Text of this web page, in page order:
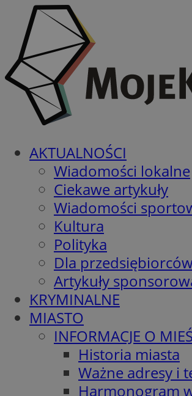
AKTUALNOŚCI
Wiadomości lokalne
Ciekawe artykuły
Wiadomości
Kultura
Polityka
Dla
Artykuły
KRYMINALNE
MIASTO
INFORMACJE O
Historia miasta
Ważne adresy i
Harmonogram